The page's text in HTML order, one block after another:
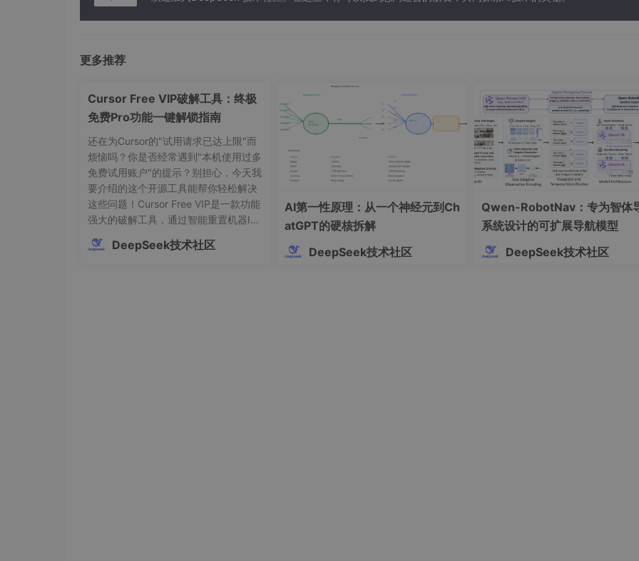
生态倒逼： 这一举动将倒逼寒武纪、海光信息等国产芯片加速适配。一个由“中国算法+中国芯片”构建的独立AI生
态，正在从蓝图变为现实。
三、 超越之路：从“追赶者”到“领跑者”的数能跃迁
1. 架构创新 > 堆砌算力
西方巨头习惯用更多的GPU堆出更大的模型，而DeepSeek V4展示了“架构创新”的力量。
Muon优化器：通过迭代正交化梯度矩阵，加快收敛。
流形约束超连接（mHC）：让跨层信号传播更稳定。
启示：我们不再盲目崇拜“大力出奇迹”，而是开始用数学的智慧（数）去优化物理的效率（能）。
2. 开源精神的“中国表达”
更多推荐
Cursor Free VIP破解工具：终极
免费Pro功能一键解锁指南
还在为Cursor的"试用请求已达上限"而
烦恼吗？你是否经常遇到"本机使用过多
免费试用账户"的提示？别担心，今天我
要介绍的这个开源工具能帮你轻松解决
这些问题！Cursor Free VIP是一款功能
强大的破解工具，通过智能重置机器ID
Pro的全部高级功能。这个工具支持Win
DeepSeek技术社区
AI第一性原理：从一个神经元到Ch
atGPT的硬核拆解
DeepSeek技术社区
Qwen-RobotNav：专为智体
系统设计的可扩展导航模型
DeepSeek技术社区